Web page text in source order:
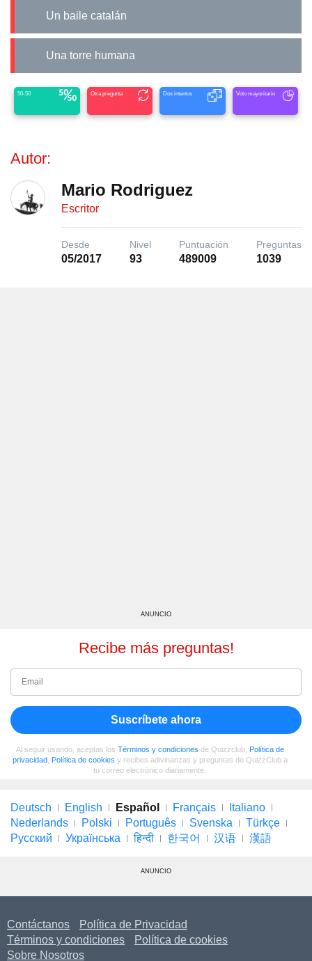
Un baile catalán
Una torre humana
50-50 Otra pregunta Dos intentos Voto mayoritario
Autor:
Mario Rodriguez
Escritor
Desde
05/2017
Nivel
93
Puntuación
489009
Preguntas
1039
ANUNCIO
Recibe más preguntas!
Suscríbete ahora
Al seguir usando, aceptas los Términos y condiciones de Quizzclub, Política de
privacidad, Política de cookies y recibes adivinanzas y preguntas de QuizzClub a
tu correo electrónico diariamente.
Deutsch English Español Français
Italiano
Nederlands
Polski Português Svenska
Türkçe
Русский
Українська हिन्दी 한국어 汉语 漢語
ANUNCIO
Contáctanos
Política de Privacidad
Términos y condiciones
Política de cookies
Sobre Nosotros